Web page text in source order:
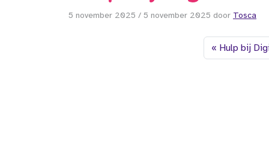
5 november 2025 / 5 november 2025 door Tosca
Hulp bij